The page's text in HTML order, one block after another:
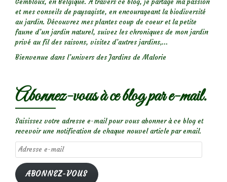
et mes conseils de paysagiste, en encourageant la biodiversité
au jardin. Découvrez mes plantes coup de coeur et la petite
faune d’un jardin naturel, suivez les chroniques de mon jardin
privé au fil des saisons, visitez d’autres jardins,...
Bienvenue dans l’univers des Jardins de Malorie
Abonnez-vous à ce blog par e-mail.
Saisissez votre adresse e-mail pour vous abonner à ce blog et
recevoir une notification de chaque nouvel article par email.
Adresse
e-
mail
ABONNEZ-VOUS